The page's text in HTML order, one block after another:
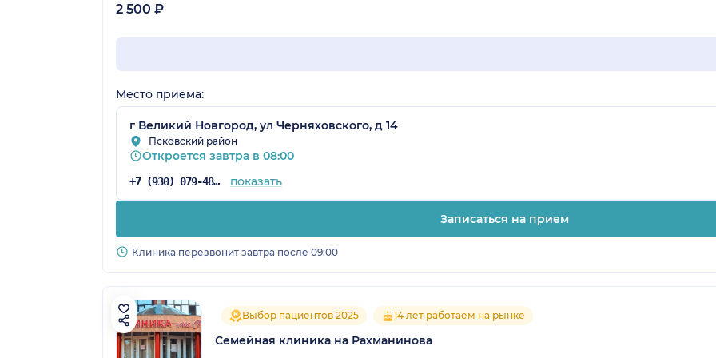
2 500 ₽
Место приёма:
г Великий Новгород, ул Черняховского, д 14
Псковский район
Откроется завтра в 08:00
+7 (930) 079-48-61 показать
Записаться на прием
Клиника перезвонит завтра после 09:00
Выбор пациентов 2025 14 лет работаем на рынке
Семейная клиника на Рахманинова